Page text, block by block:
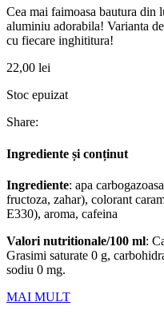
Cea mai faimoasa bautura din
aluminiu adorabila! Varianta
cu fiecare inghititura!
22,00 lei
Stoc epuizat
Share:
Ingrediente și conținut
Ingrediente: apa
fructoza, zahar), colorant
E330), aroma, cafeina
Valori nutritionale/100 ml:
Grasimi saturate 0 g,
sodiu 0 mg.
MAI MULT